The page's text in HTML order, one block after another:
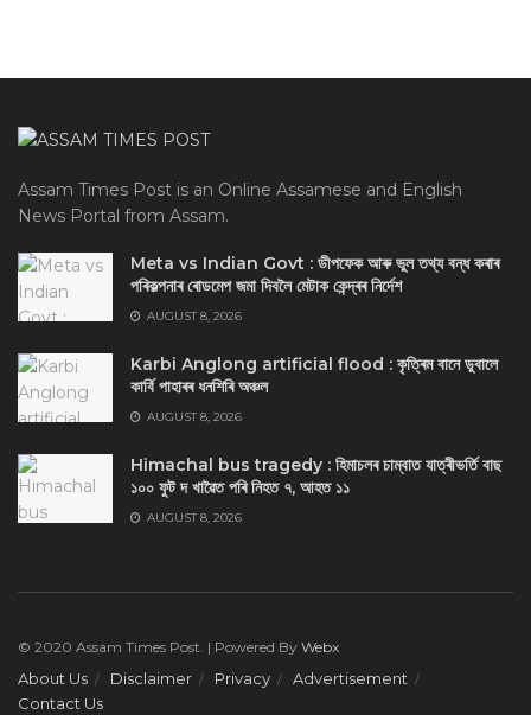
Assam Times Post is an Online Assamese and English
News Portal from Assam.
Meta vs Indian Govt : ডীপফেক আৰু ভুল তথ্য বন্ধ কৰাৰ
পৰিকল্পনাৰ ৰোডমেপ জমা দিবলৈ মেটাক কেন্দ্ৰৰ নিৰ্দেশ
AUGUST 8, 2026
Karbi Anglong artificial flood : কৃত্ৰিম বানে ডুবালে
কাৰ্বি পাহাৰৰ ধনশিৰি অঞ্চল
AUGUST 8, 2026
Himachal bus tragedy : হিমাচলৰ চাম্বাত যাত্ৰীভৰ্তি বাছ
১০০ ফুট দ খাৱৈত পৰি নিহত ৭, আহত ১১
AUGUST 8, 2026
© 2020 Assam Times Post. | Powered By Webx
About Us Disclaimer Privacy
Advertisement
Contact Us